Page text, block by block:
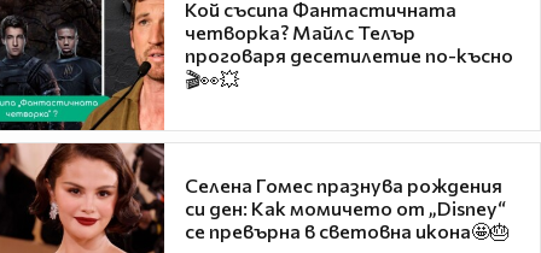
Кой съсипа Фантастичната
четворка? Майлс Телър
проговаря десетилетие по-късно
🎬👀💥
Селена Гомес празнува рождения
си ден: Как момичето от „Disney“
се превърна в световна икона🤩🎂